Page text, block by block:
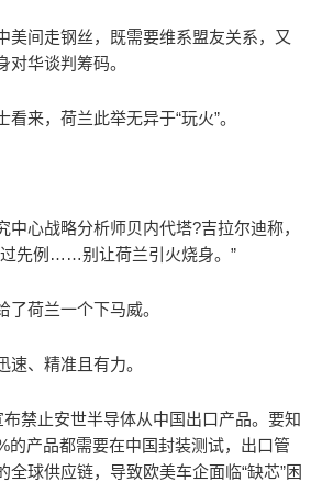
美间走钢丝，既需要维系盟友关系，又
对华谈判筹码。
来，荷兰此举无异于“玩火”。
中心战略分析师贝内代塔?吉拉尔迪称，
过先例……别让荷兰引火烧身。”
了荷兰一个下马威。
速、精准且有力。
禁止安世半导体从中国出口产品。要知
的产品都需要在中国封装测试，出口管
全球供应链，导致欧美车企面临“缺芯”困